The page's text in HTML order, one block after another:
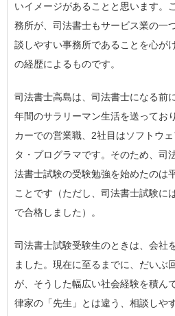
いイメージがあることと思います。
務所が、司法書士もサービス業の一
談しやすい事務所であることを心が
の経歴によるものです。
司法書士高島は、司法書士になる前
年間のサラリーマン生活を送ってお
カーでの営業職、2社目はソフトウ
タ・プログラマです。そのため、司
法書士試験の受験勉強を始めたのは
ことです（ただし、司法書士試験に
で合格しました）。
司法書士試験受験生のときは、会社
ました。現在に至るまでに、だいぶ
が、そうした幅広い社会経験を積ん
律家の「先生」とは違う、相談しや